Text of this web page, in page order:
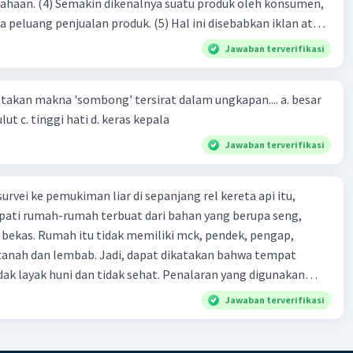
produk. (5) Hal ini disebabkan iklan atau
cara untuk mengenalkan produk perusahaan kepada
(2)
Jawaban terverifikasi
makna 'sombong' tersirat dalam ungkapan.... a. besar
kepala b. besar mulut c. tinggi hati d. keras kepala
Jawaban terverifikasi
ke pemukiman liar di sepanjang rel kereta api itu,
rumah-rumah terbuat dari bahan yang berupa seng,
bekas. Rumah itu tidak memiliki mck, pendek, pengap,
dan lembab. Jadi, dapat dikatakan bahwa tempat
dan tidak sehat. Penalaran yang digunakan
adalah . . . .
Jawaban terverifikasi